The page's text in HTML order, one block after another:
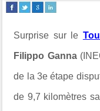
Surprise sur le
Filippo Ganna
de la 3e étape
de 9,7 kilomètres